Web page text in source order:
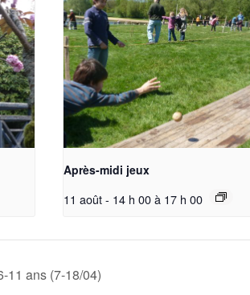
Après-midi jeux
11 août - 14 h 00 à 17 h 00
11 ans (7-18/04)